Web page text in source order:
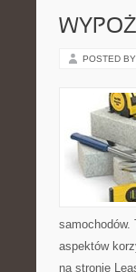
POSTED
aspektów
na stronie